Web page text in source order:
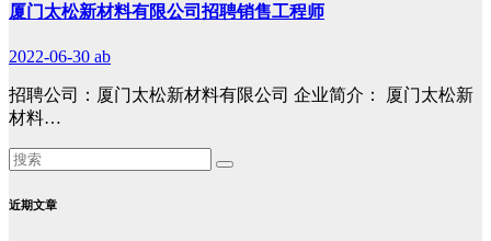
厦门太松新材料有限公司招聘销售工程师
2022-06-30 ab
招聘公司：厦门太松新材料有限公司 企业简介： 厦门太松新
材料…
近期文章